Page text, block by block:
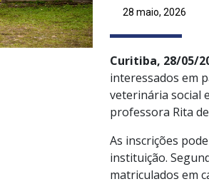
28 maio, 2026
Curitiba, 28/05/
interessados em
veterinária social
professora Rita
As inscrições
instituição.
matriculados em